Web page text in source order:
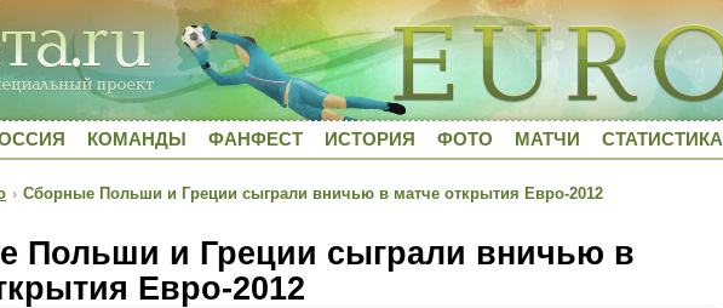
КОМАНДЫ ФАНФЕСТ ИСТОРИЯ ФОТО МАТЧИ СТАТИСТИКА
› Сборные Польши и Греции сыграли вничью в матче открытия Евро-2012
Польши и Греции сыграли вничью в
Евро-2012